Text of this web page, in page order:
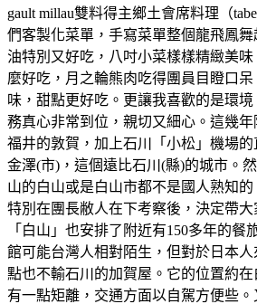
gault millau雙料得主鄉土會席料理（
們客製化菜單，手寫菜單整個龍飛鳳
油特別又好吃，八吋小菜樣樣精緻美
麼好吃，月之輪熊肉吃得團員目瞪口
味，甜點更好吃。更讓我喜歡的是環
務真心非常到位，親切又細心。這幾年
福井的敦賀，加上石川「小松」機場
金澤(市)，這個遠比石川(縣)的城市。
山的白山或是白山市都不是國人熟知
特別在團長敝人在下考察後，決定帶
「白山」也安排了附近有150多年的餐
館可能台灣人相對陌生，但對於日本
點也不輸石川的加賀屋。它的位置約
有一點矩離，交通方面以自駕方便些